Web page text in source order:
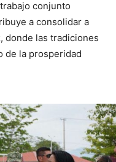
conjunto
a consolidar a
donde las tradiciones
de la prosperidad